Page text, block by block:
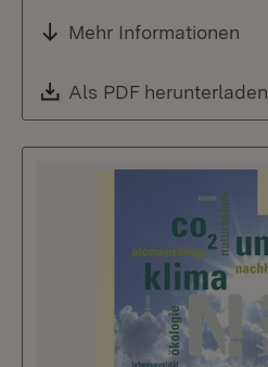
Mehr Informationen
Download:
Als PDF herunterladen